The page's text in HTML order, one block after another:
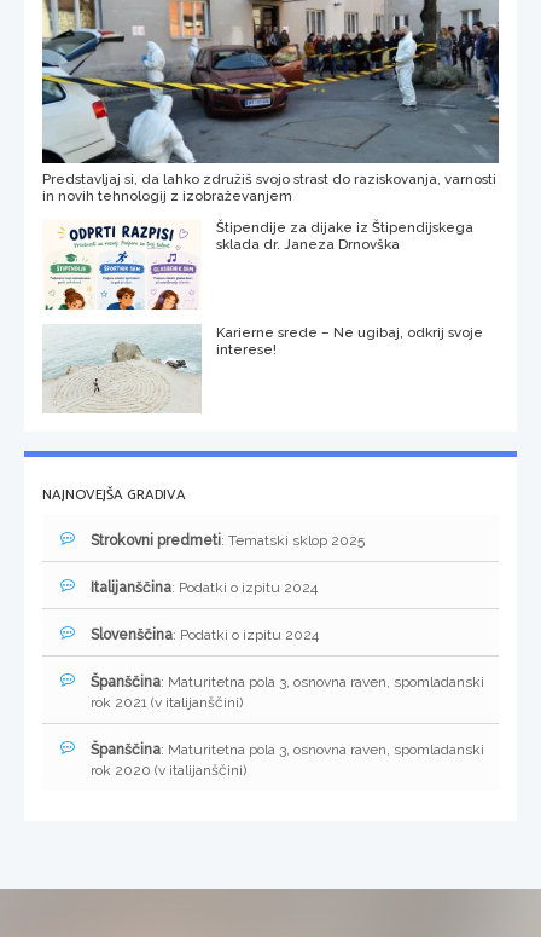
Predstavljaj si, da lahko združiš svojo strast do raziskovanja, varnosti
in novih tehnologij z izobraževanjem
Štipendije za dijake iz Štipendijskega
sklada dr. Janeza Drnovška
Karierne srede – Ne ugibaj, odkrij svoje
interese!
NAJNOVEJŠA GRADIVA
Strokovni predmeti: Tematski sklop 2025
Italijanščina: Podatki o izpitu 2024
Slovenščina: Podatki o izpitu 2024
Španščina: Maturitetna pola 3, osnovna raven, spomladanski
rok 2021 (v italijanščini)
Španščina: Maturitetna pola 3, osnovna raven, spomladanski
rok 2020 (v italijanščini)